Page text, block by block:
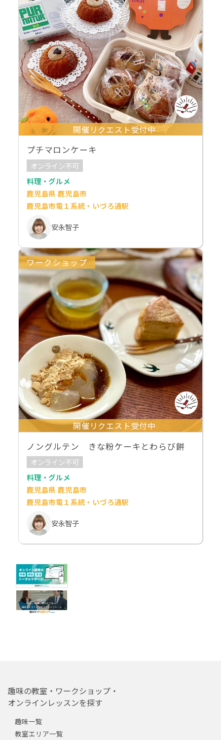
開催リクエスト受付中
プチマロンケーキ
オンライン不可
料理・グルメ
鹿児島県 鹿児島市
鹿児島市電１系統・いづろ通駅
安永智子
ワークショップ
開催リクエスト受付中
ノングルテン きな粉ケーキとわらび餅
オンライン不可
料理・グルメ
鹿児島県 鹿児島市
鹿児島市電１系統・いづろ通駅
安永智子
趣味の教室・ワークショップ・
オンラインレッスンを探す
趣味一覧
教室エリア一覧